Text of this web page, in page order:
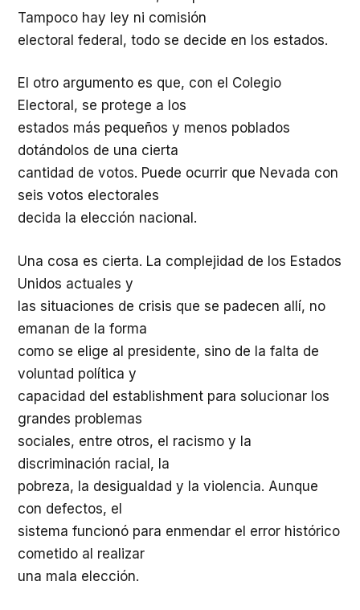
Tampoco hay ley ni comisión
electoral federal, todo se decide en los estados.
El otro argumento es que, con el Colegio
Electoral, se protege a los
estados más pequeños y menos poblados
dotándolos de una cierta
cantidad de votos. Puede ocurrir que Nevada con
seis votos electorales
decida la elección nacional.
Una cosa es cierta. La complejidad de los Estados
Unidos actuales y
las situaciones de crisis que se padecen allí, no
emanan de la forma
como se elige al presidente, sino de la falta de
voluntad política y
capacidad del establishment para solucionar los
grandes problemas
sociales, entre otros, el racismo y la
discriminación racial, la
pobreza, la desigualdad y la violencia. Aunque
con defectos, el
sistema funcionó para enmendar el error histórico
cometido al realizar
una mala elección.